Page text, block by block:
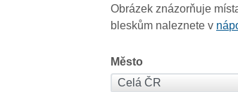
Obrázek znázorňuje
bleskům naleznete v
Město